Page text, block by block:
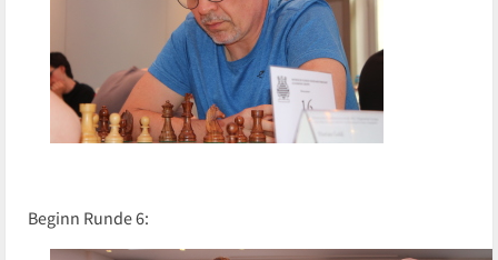
Beginn Runde 6: